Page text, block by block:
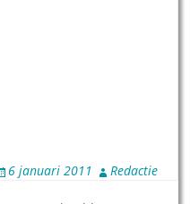
6 januari 2011 Redactie